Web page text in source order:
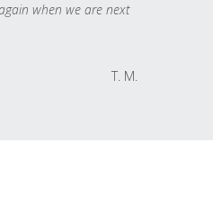
when we are next
T. M.